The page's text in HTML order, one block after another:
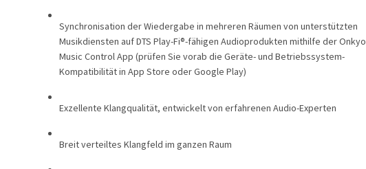
Synchronisation der Wiedergabe in mehreren Räumen von unterstützten
Musikdiensten auf DTS Play-Fi®-fähigen Audioprodukten mithilfe der Onkyo
Music Control App (prüfen Sie vorab die Geräte- und Betriebssystem-
Kompatibilität in App Store oder Google Play)
Exzellente Klangqualität, entwickelt von erfahrenen Audio-Experten
Breit verteiltes Klangfeld im ganzen Raum